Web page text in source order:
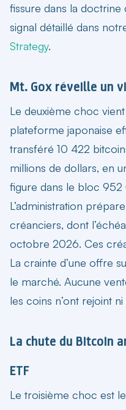
fissure dans la doctrine
signal détaillé dans
Strategy.
Mt. Gox réveille un
Le deuxième choc
plateforme japonaise
transféré 10 422
millions de dollars, en
figure dans le bloc 952
L’administration
créanciers, dont
octobre 2026. Ces
La crainte d’une offre
le marché. Aucune
les coins n’ont rejoint
La chute du Bitcoin
ETF
Le troisième choc est